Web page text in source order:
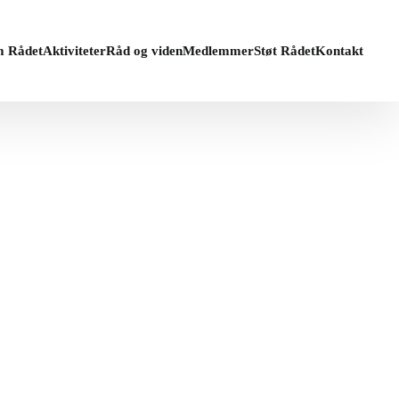
RådetAktiviteterRåd og videnMedlemmerStøt RådetKontakt